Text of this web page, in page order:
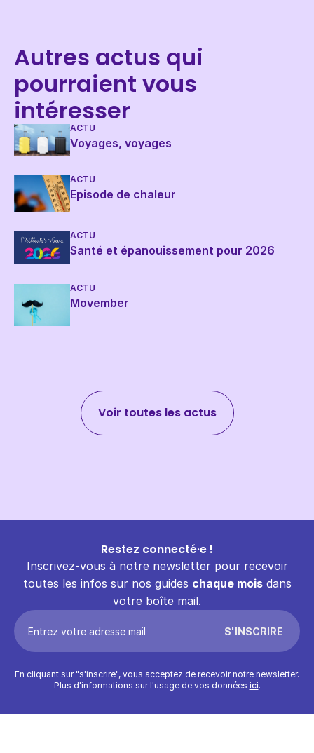
Autres actus qui
pourraient vous
intéresser
ACTU
Voyages, voyages
ACTU
Episode de chaleur
ACTU
Santé et épanouissement pour 2026
ACTU
Movember
Voir toutes les actus
Restez connecté·e !
Inscrivez-vous à notre newsletter pour recevoir
toutes les infos sur nos guides chaque moisdans
votre boîte mail.
En cliquant sur "s'inscrire", vous acceptez de recevoir notre newsletter.
Plus d'informations sur l'usage de vos données ici.